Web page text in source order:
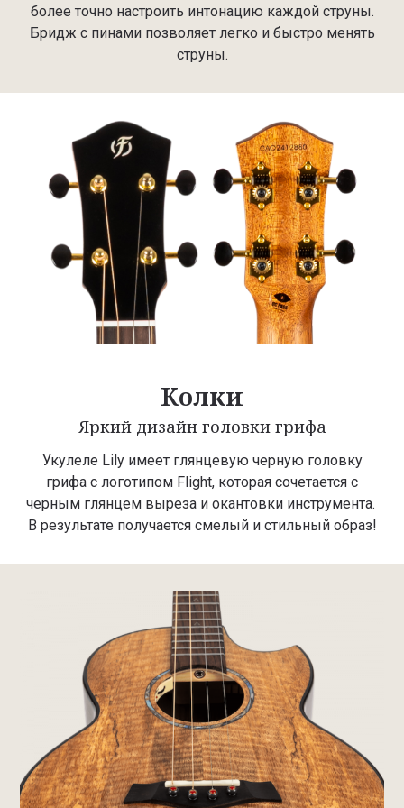
более точно настроить интонацию каждой струны.
Бридж с пинами позволяет легко и быстро менять
струны.
Колки
Яркий дизайн головки грифа
Укулеле Lily имеет глянцевую черную головку
грифа с логотипом Flight, которая сочетается с
черным глянцем выреза и окантовки инструмента.
В результате получается смелый и стильный образ!